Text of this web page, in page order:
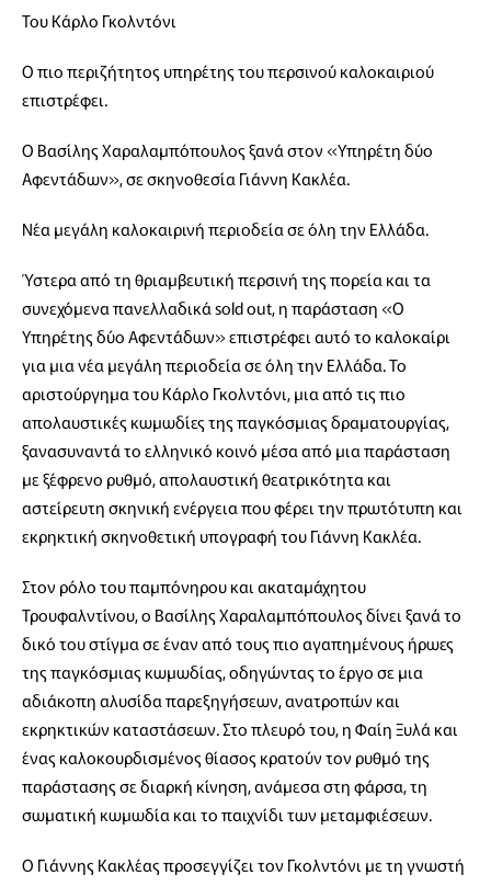
Του Κάρλο Γκολντόνι
Ο πιο περιζήτητος υπηρέτης του περσινού καλοκαιριού
επιστρέφει.
Ο Βασίλης Χαραλαμπόπουλος ξανά στον «Υπηρέτη δύο
Αφεντάδων», σε σκηνοθεσία Γιάννη Κακλέα.
Νέα μεγάλη καλοκαιρινή περιοδεία σε όλη την Ελλάδα.
Ύστερα από τη θριαμβευτική περσινή της πορεία και τα
συνεχόμενα πανελλαδικά sold out, η παράσταση «Ο
Υπηρέτης δύο Αφεντάδων» επιστρέφει αυτό το καλοκαίρι
για μια νέα μεγάλη περιοδεία σε όλη την Ελλάδα. Το
αριστούργημα του Κάρλο Γκολντόνι, μια από τις πιο
απολαυστικές κωμωδίες της παγκόσμιας δραματουργίας,
ξανασυναντά το ελληνικό κοινό μέσα από μια παράσταση
με ξέφρενο ρυθμό, απολαυστική θεατρικότητα και
αστείρευτη σκηνική ενέργεια που φέρει την πρωτότυπη και
εκρηκτική σκηνοθετική υπογραφή του Γιάννη Κακλέα.
Στον ρόλο του παμπόνηρου και ακαταμάχητου
Τρουφαλντίνου, ο Βασίλης Χαραλαμπόπουλος δίνει ξανά το
δικό του στίγμα σε έναν από τους πιο αγαπημένους ήρωες
της παγκόσμιας κωμωδίας, οδηγώντας το έργο σε μια
αδιάκοπη αλυσίδα παρεξηγήσεων, ανατροπών και
εκρηκτικών καταστάσεων. Στο πλευρό του, η Φαίη Ξυλά και
ένας καλοκουρδισμένος θίασος κρατούν τον ρυθμό της
παράστασης σε διαρκή κίνηση, ανάμεσα στη φάρσα, τη
σωματική κωμωδία και το παιχνίδι των μεταμφιέσεων.
Ο Γιάννης Κακλέας προσεγγίζει τον Γκολντόνι με τη γνωστή